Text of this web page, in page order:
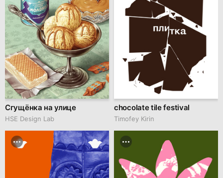
Сгущёнка на улице
HSE Design Lab
chocolate tile festival
Timofey Kirin